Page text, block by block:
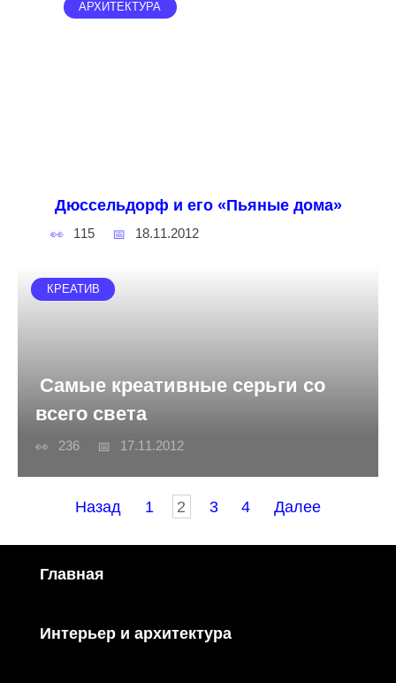
АРХИТЕКТУРА
Дюссельдорф и его «Пьяные дома»
115 18.11.2012
КРЕАТИВ
Самые креативные серьги со
всего света
236 17.11.2012
ПагинацияНазад 1 2 3 4 Далее
Главная
Интерьер и архитектура